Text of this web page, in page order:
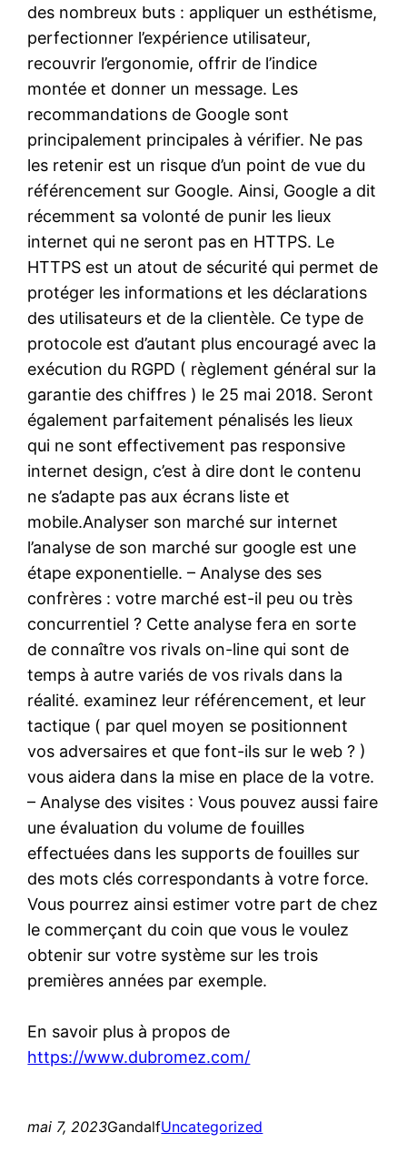
des nombreux buts : appliquer un esthétisme,
perfectionner l’expérience utilisateur,
recouvrir l’ergonomie, offrir de l’indice
montée et donner un message. Les
recommandations de Google sont
principalement principales à vérifier. Ne pas
les retenir est un risque d’un point de vue du
référencement sur Google. Ainsi, Google a dit
récemment sa volonté de punir les lieux
internet qui ne seront pas en HTTPS. Le
HTTPS est un atout de sécurité qui permet de
protéger les informations et les déclarations
des utilisateurs et de la clientèle. Ce type de
protocole est d’autant plus encouragé avec la
exécution du RGPD ( règlement général sur la
garantie des chiffres ) le 25 mai 2018. Seront
également parfaitement pénalisés les lieux
qui ne sont effectivement pas responsive
internet design, c’est à dire dont le contenu
ne s’adapte pas aux écrans liste et
mobile.Analyser son marché sur internet
l’analyse de son marché sur google est une
étape exponentielle. – Analyse des ses
confrères : votre marché est-il peu ou très
concurrentiel ? Cette analyse fera en sorte
de connaître vos rivals on-line qui sont de
temps à autre variés de vos rivals dans la
réalité. examinez leur référencement, et leur
tactique ( par quel moyen se positionnent
vos adversaires et que font-ils sur le web ? )
vous aidera dans la mise en place de la votre.
– Analyse des visites : Vous pouvez aussi faire
une évaluation du volume de fouilles
effectuées dans les supports de fouilles sur
des mots clés correspondants à votre force.
Vous pourrez ainsi estimer votre part de chez
le commerçant du coin que vous le voulez
obtenir sur votre système sur les trois
premières années par exemple.
En savoir plus à propos de
https://www.dubromez.com/
mai 7, 2023GandalfUncategorized